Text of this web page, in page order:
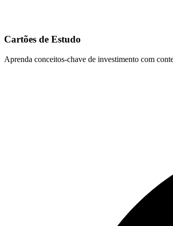
Cartões de Estudo
Aprenda conceitos-chave de investimento com